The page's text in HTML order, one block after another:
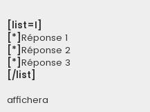
[list=I]
[*] Réponse 1
[*] Réponse 2
[*] Réponse 3
[/list]
affichera